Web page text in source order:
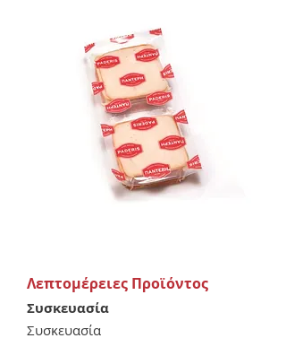
Λεπτομέρειες Προϊόντος
Συσκευασία
Συσκευασία